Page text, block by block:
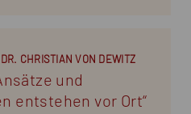
CHRISTIAN VON DEWITZ
und
entstehen vor Ort“